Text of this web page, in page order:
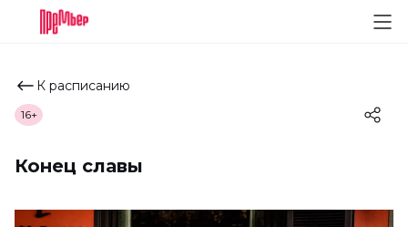
К расписанию
Конец славы
16+